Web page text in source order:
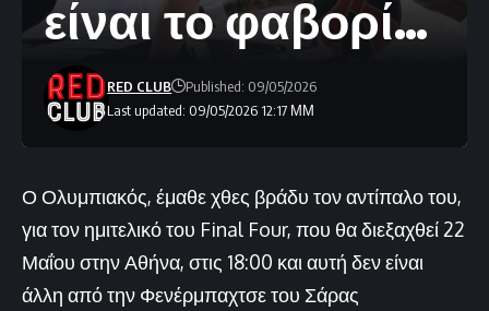
είναι το φαβορί…
Last updated: 09/05/2026 12:17 ΜΜ
RED CLUB Published: 09/05/2026
Ο Ολυμπιακός, έμαθε χθες βράδυ τον αντίπαλο του,
για τον ημιτελικό του Final Four, που θα διεξαχθεί 22
Μαΐου στην Αθήνα, στις 18:00 και αυτή δεν είναι
άλλη από την Φενέρμπαχτσε του Σάρας